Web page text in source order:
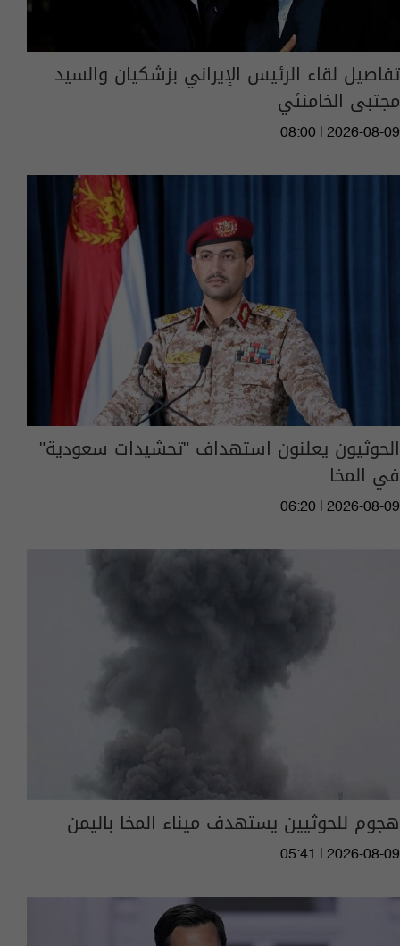
تفاصيل لقاء الرئيس الإيراني بزشكيان والسيد
مجتبى الخامنئي
08:00 | 2026-08-09
الحوثيون يعلنون استهداف "تحشيدات سعودية"
في المخا
06:20 | 2026-08-09
هجوم للحوثيين يستهدف ميناء المخا باليمن
05:41 | 2026-08-09